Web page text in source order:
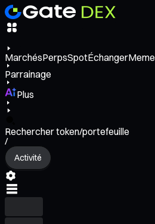
MarchésPerpsSpotÉchangerMeme
Parrainage
Plus
Rechercher token/portefeuille
/
Activité